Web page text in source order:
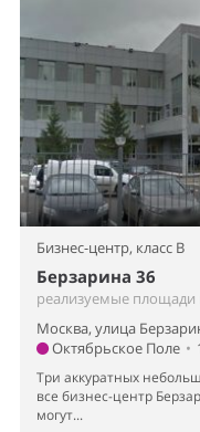
Бизнес-центр, класс B
Берзарина 36
реализуемые площади
Москва, улица
Октябрьское Поле •
Три аккуратных
все бизнес-центр
могут...